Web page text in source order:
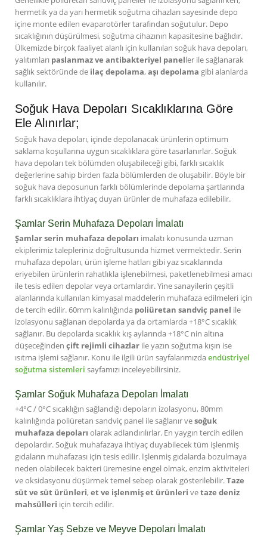
hermetik ya da yarı hermetik soğutma cihazları sayesinde depo
içine monte edilen evaparotörler tarafından soğutulur. Depo
sıcaklığının düşürülmesi, soğutma cihazının kapasitesine bağlıdır.
Ülkemizde birçok faaliyet alanlı için kullanılan soğuk hava depoları,
yalıtımları paslanmaz ve antibakteriyel paneller ile sağlanarak
sağlık sektöründe de ilaç depolama,aşı depolama gibi alanlarda
kullanılır.
Soğuk Hava Depoları Sıcaklıklarına Göre
Ele Alınırlar;
Soğuk hava depoları, içinde depolanacak ürünlerin optimum
saklama koşullarına uygun sıcaklıklara göre tasarlanırlar. Soğuk
hava depoları tek bölümden oluşabileceği gibi, farklı sıcaklık
değerlerine sahip birden fazla bölümlerden de oluşabilir. Böyle bir
soğuk hava deposunun farklı bölümlerinde depolama şartlarında
farklı sıcaklıklara ihtiyaç duyan ürünler de muhafaza edilebilir.
Şamlar Serin Muhafaza Depoları İmalatı
Şamlar serin muhafaza depoları imalatı konusunda uzman
ekiplerimiz talepleriniz doğrultusunda hizmet vermektedir. Serin
muhafaza depoları, ürün işleme hatları gibi yaz sıcaklarında
eriyebilen ürünlerin rahatlıkla işlenebilmesi, paketlenebilmesi amacı
ile tesis edilen depolar veya ortamlardır. Yine sanayilerin çeşitli
alanlarında kullanılan kimyasal maddelerin muhafaza edilmeleri için
de tercih edilir. 60mm kalınlığında poliüretan sandviç panel ile
izolasyonu sağlanan depolarda ya da ortamlarda +18°C sıcaklık
sağlanır. Bu depolarda sıcaklık kış aylarında +18°C nin altına
düşeceğinden çift rejimli cihazlar ile yazın soğutma kışın ise
ısıtma işlemi sağlanır. Konu ile ilgili ürün sayfalarımızdaendüstriyel
soğutma sistemleri sayfamızı inceleyebilirsiniz.
Şamlar Soğuk Muhafaza Depoları İmalatı
+4°C / 0°C sıcaklığın sağlandığı depoların izolasyonu, 80mm
kalınlığında poliüretan sandviç panel ile sağlanır vesoğuk
muhafaza depoları olarak adlandırılırlar. En yaygın tercih edilen
depolardır. Soğuk muhafazaya ihtiyaç duyabilecek tüm işlenmiş
gıdaların muhafazası için tesis edilir. İşlenmiş gıdalarda bozulmaya
neden olabilecek bakteri üremesine engel olmak, enzim aktiviteleri
ve oksidasyonu düşürmek temel sebep olarak gösterilebilir.Taze
süt ve süt ürünleri,et ve işlenmiş et ürünleri vetaze deniz
mahsülleri için tercih edilir.
Şamlar Yaş Sebze ve Meyve Depoları İmalatı